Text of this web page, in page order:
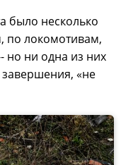
было несколько
по локомотивам,
но ни одна из них
«не